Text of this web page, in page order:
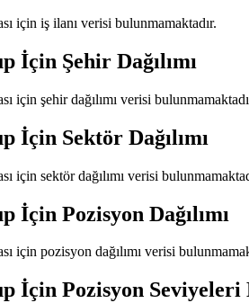
için iş ilanı verisi bulunmamaktadır.
İçin Şehir Dağılımı
için şehir dağılımı verisi
İçin Sektör Dağılımı
için sektör dağılımı verisi
İçin Pozisyon Dağılımı
için pozisyon dağılımı verisi
İçin Pozisyon Seviyeleri